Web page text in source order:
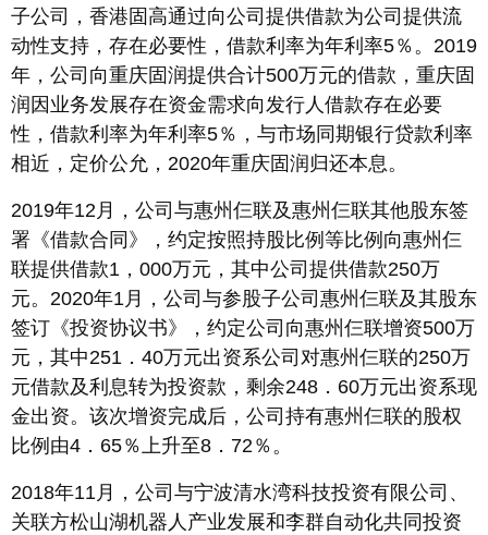
子公司，香港固高通过向公司提供借款为公司提供流
动性支持，存在必要性，借款利率为年利率5％。2019
年，公司向重庆固润提供合计500万元的借款，重庆固
润因业务发展存在资金需求向发行人借款存在必要
性，借款利率为年利率5％，与市场同期银行贷款利率
相近，定价公允，2020年重庆固润归还本息。
2019年12月，公司与惠州仨联及惠州仨联其他股东签
署《借款合同》，约定按照持股比例等比例向惠州仨
联提供借款1，000万元，其中公司提供借款250万
元。2020年1月，公司与参股子公司惠州仨联及其股东
签订《投资协议书》，约定公司向惠州仨联增资500万
元，其中251．40万元出资系公司对惠州仨联的250万
元借款及利息转为投资款，剩余248．60万元出资系现
金出资。该次增资完成后，公司持有惠州仨联的股权
比例由4．65％上升至8．72％。
2018年11月，公司与宁波清水湾科技投资有限公司、
关联方松山湖机器人产业发展和李群自动化共同投资